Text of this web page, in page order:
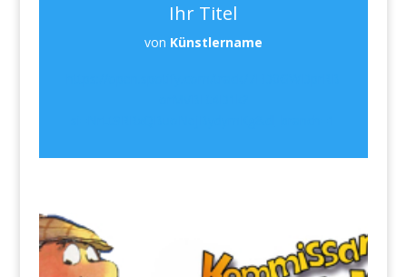
Ihr Titel
von Künstlername